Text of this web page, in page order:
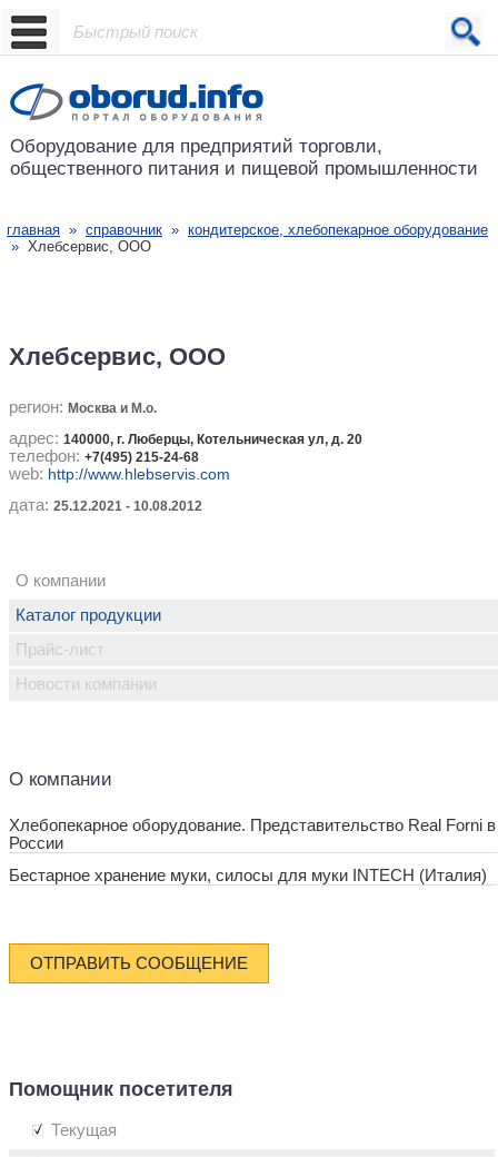
Проект основан в 2001 году
Оборудование для предприятий торговли,
общественного питания и пищевой промышленности
главная » справочник » кондитерское, хлебопекарное оборудование
» Хлебсервис, ООО
Хлебсервис, ООО
регион: Москва и М.о.
адрес: 140000, г. Люберцы, Котельническая ул, д. 20
телефон: +7(495) 215-24-68
web: http://www.hlebservis.com
дата: 25.12.2021 - 10.08.2012
О компании
О компании
Хлебопекарное оборудование. Представительство Real Forni в
России
Бестарное хранение муки, силосы для муки INTECH (Италия)
ОТПРАВИТЬ СООБЩЕНИЕ
Каталог продукции
Прайс-лист
Новости компании
Помощник посетителя
Текущая